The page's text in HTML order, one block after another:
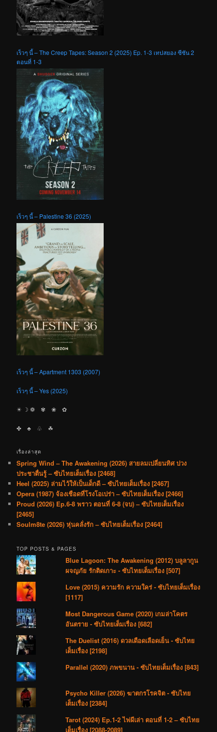
เร็วๆ นี้ – The Creep Tapes: Season 2 (2025) Ep. 1-3 เทปสยอง ซีซัน 2
ตอนที่ 1-3
เร็วๆ นี้ – Palestine 36 (2025)
เร็วๆ นี้ – Apartment 1303 (2007)
เร็วๆ นี้ – Yes (2025)
☀︎ ☽ ❁ ✾ ❀ ✿
✤ ♣︎ ♧ ☘︎
เรื่องล่าสุด
Spring Wind – The Awakening (2026) สายลมเปลี่ยนทิศ ปวง
ประชาตื่นรู้ – ซับไทยเต็มเรื่อง [2468]
Heel (2025) ล่ามไว้ให้เป็นเด็กดี – ซับไทยเต็มเรื่อง [2467]
Opera (1987) จ้องเชือดที่โรงโอเปร่า – ซับไทยเต็มเรื่อง [2466]
Proud (2026) Ep.6-8 พราว ตอนที่ 6-8 (จบ) – ซับไทยเต็มเรื่อง
[2465]
Soulm8te (2026) หุ่นคลั่งรัก – ซับไทยเต็มเรื่อง [2464]
TOP POSTS & PAGES
Blue Lagoon: The Awakening (2012) บลูลากูน
ผจญภัย รักติดเกาะ - ซับไทยเต็มเรื่อง [507]
Love (2015) ความรัก ความใคร่ - ซับไทยเต็มเรื่อง
[1117]
Most Dangerous Game (2020) เกมล่าโคตร
อันตราย - ซับไทยเต็มเรื่อง [682]
The Duelist (2016) ดวลเดือดเลือดเย็น - ซับไทย
เต็มเรื่อง [2198]
Parallel (2020) ภพขนาน - ซับไทยเต็มเรื่อง [843]
Psycho Killer (2026) ฆาตกรโรคจิต - ซับไทย
เต็มเรื่อง [2384]
Tarot (2024) Ep.1-2 ไพ่ผีเล่า ตอนที่ 1-2 – ซับไทย
เต็มเรื่อง [2088-2089]